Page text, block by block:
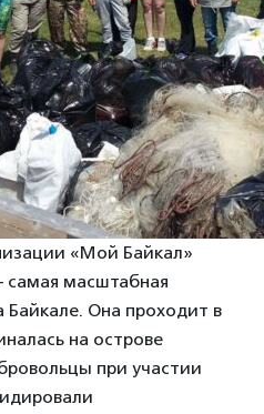
«Мой Байкал»
масштабная
Байкале. Она проходит в
на острове
при участии